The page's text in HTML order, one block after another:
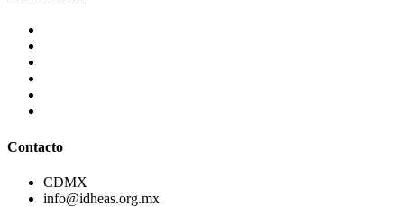
Contacto
CDMX
info@idheas.org.mx